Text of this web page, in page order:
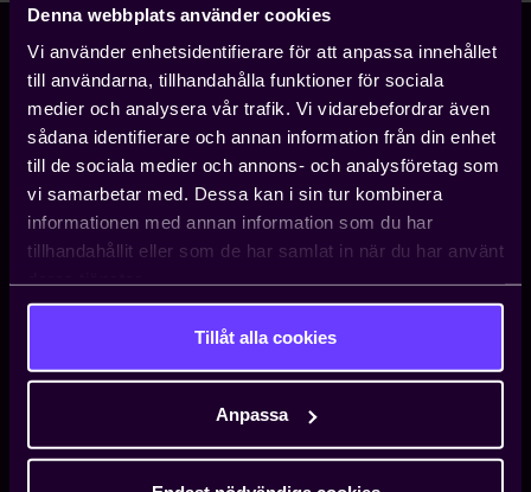
Denna webbplats använder cookies
Vi använder enhetsidentifierare för att anpassa innehållet
till användarna, tillhandahålla funktioner för sociala
medier och analysera vår trafik. Vi vidarebefordrar även
sådana identifierare och annan information från din enhet
till de sociala medier och annons- och analysföretag som
vi samarbetar med. Dessa kan i sin tur kombinera
informationen med annan information som du har
tillhandahållit eller som de har samlat in när du har använt
Tillåt alla cookies
Anpassa
Storgatan 5
114 85 Stockholm
info@teknikforetagen.se
När du behöver rådgivning avseende arbetsrätt, avtalsfrågor
med mera.
08-782 08 80
Medlemsservice